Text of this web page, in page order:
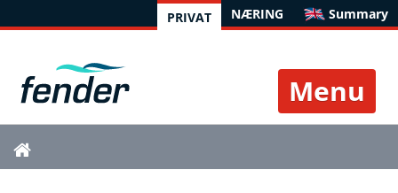
PRIVAT NÆRING Summary
Toggle
Fender Marine Global personvernerklæring